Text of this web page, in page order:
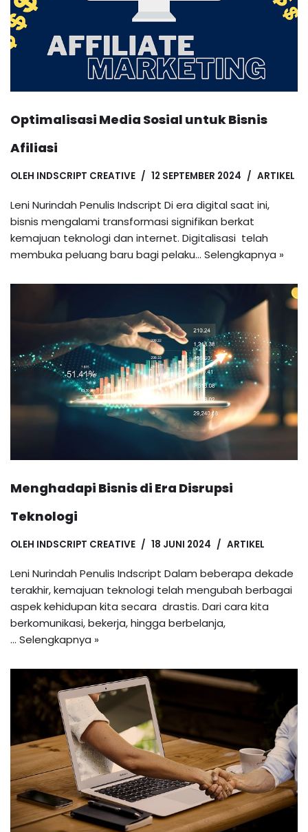
Optimalisasi Media Sosial untuk Bisnis
Afiliasi
OLEH INDSCRIPT CREATIVE 12 SEPTEMBER 2024 ARTIKEL
Leni Nurindah Penulis Indscript Di era digital saat ini,
bisnis mengalami transformasi signifikan berkat
kemajuan teknologi dan internet. Digitalisasi telah
membuka peluang baru bagi pelaku… Selengkapnya »
Menghadapi Bisnis di Era Disrupsi
Teknologi
OLEH INDSCRIPT CREATIVE 18 JUNI 2024 ARTIKEL
Leni Nurindah Penulis Indscript Dalam beberapa dekade
terakhir, kemajuan teknologi telah mengubah berbagai
aspek kehidupan kita secara drastis. Dari cara kita
berkomunikasi, bekerja, hingga berbelanja,
… Selengkapnya »